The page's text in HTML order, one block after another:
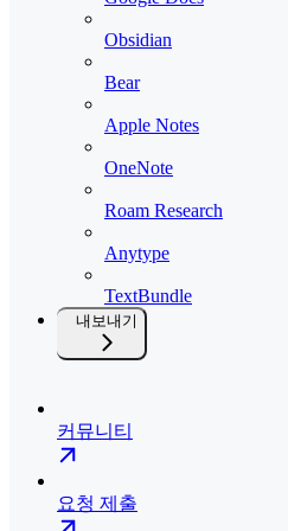
Obsidian
Bear
Apple Notes
OneNote
Roam Research
Anytype
TextBundle
내보내기
커뮤니티
요청 제출